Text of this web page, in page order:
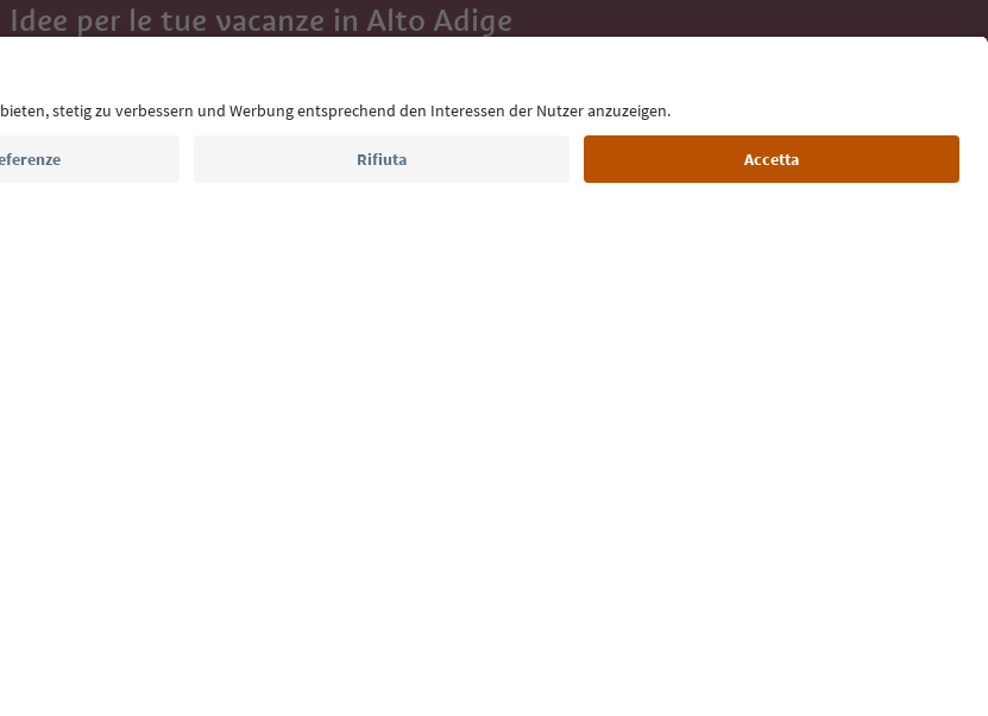
Idee per le tue vacanze in Alto Adige
eventi da non perdere e ricette tipiche.